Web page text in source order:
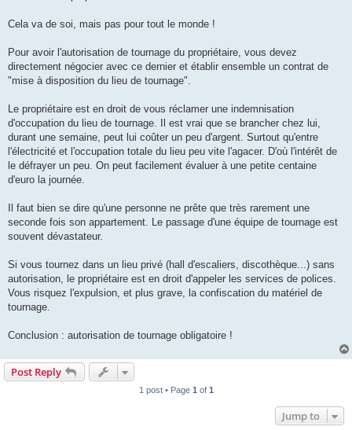
Cela va de soi, mais pas pour tout le monde !
Pour avoir l'autorisation de tournage du propriétaire, vous devez
directement négocier avec ce dernier et établir ensemble un contrat de
"mise à disposition du lieu de tournage".
Le propriétaire est en droit de vous réclamer une indemnisation
d'occupation du lieu de tournage. Il est vrai que se brancher chez lui,
durant une semaine, peut lui coûter un peu d'argent. Surtout qu'entre
l'électricité et l'occupation totale du lieu peu vite l'agacer. D'où l'intérêt de
le défrayer un peu. On peut facilement évaluer à une petite centaine
d'euro la journée.
Il faut bien se dire qu'une personne ne prête que très rarement une
seconde fois son appartement. Le passage d'une équipe de tournage est
souvent dévastateur.
Si vous tournez dans un lieu privé (hall d'escaliers, discothèque...) sans
autorisation, le propriétaire est en droit d'appeler les services de polices.
Vous risquez l'expulsion, et plus grave, la confiscation du matériel de
tournage.
Conclusion : autorisation de tournage obligatoire !
Post Reply
1 post • Page 1 of 1
Jump to